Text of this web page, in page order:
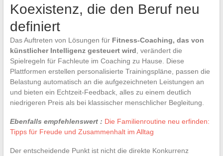
Koexistenz, die den Beruf neu
definiert
Das Auftreten von Lösungen für Fitness-Coaching, das von
künstlicher Intelligenz gesteuert wird , verändert die
Spielregeln für Fachleute im Coaching zu Hause. Diese
Plattformen erstellen personalisierte Trainingspläne, passen die
Belastung automatisch an die aufgezeichneten Leistungen an
und bieten ein Echtzeit-Feedback, alles zu einem deutlich
niedrigeren Preis als bei klassischer menschlicher Begleitung.
Ebenfalls empfehlenswert : Die Familienroutine neu erfinden:
Tipps für Freude und Zusammenhalt im Alltag
Der entscheidende Punkt ist nicht die direkte Konkurrenz